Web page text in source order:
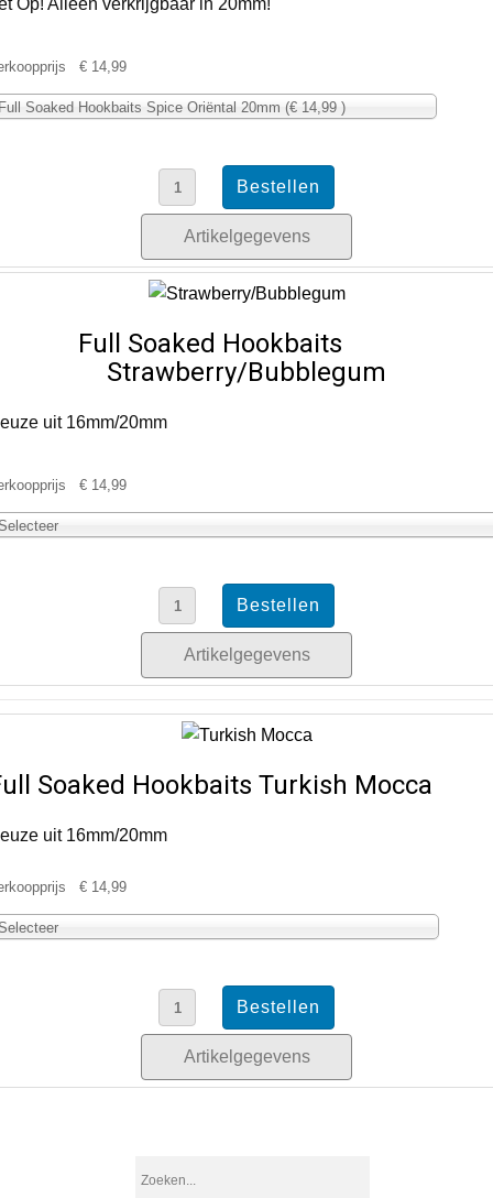
Op! Alleen verkrijgbaar in 20mm!
€ 14,99
Soaked Hookbaits Spice Oriëntal 20mm (€ 14,99 )
Artikelgegevens
Full Soaked Hookbaits
Strawberry/Bubblegum
uit 16mm/20mm
€ 14,99
Artikelgegevens
Soaked Hookbaits Turkish Mocca
uit 16mm/20mm
€ 14,99
Artikelgegevens